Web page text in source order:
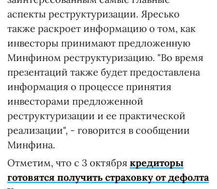
аспекты реструктуризации. Яресько
также раскроет информацию о том, как
инвесторы принимают предложенную
Минфином реструктуризацию. "Во время
презентаций также будет предоставлена
информация о процессе принятия
инвесторами предложенной
реструктуризации и ее практической
реализации", - говорится в сообщении
Минфина.
Отметим, что с 3 октября кредиторы
готовятся получить страховку от дефолта